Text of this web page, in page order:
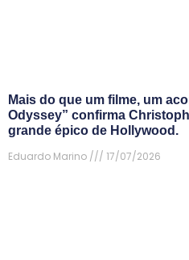
Mais do que um filme, um
Odyssey” confirma
grande épico de Hollywood.
Eduardo Marino
17/07/2026